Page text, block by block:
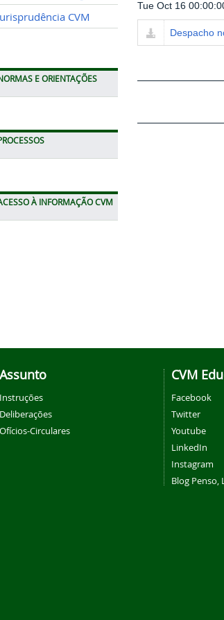
CVM
E ORIENTAÇÕES
À INFORMAÇÃO CVM
Tue Oct 16
Despacho
Assunto
Instruções
Deliberações
Ofícios-Circulares
CVM
Facebook
Twitter
Youtube
LinkedIn
Instagram
Blog Penso,